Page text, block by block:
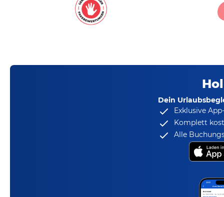
Dein
Exklusive
Komplett
Alle